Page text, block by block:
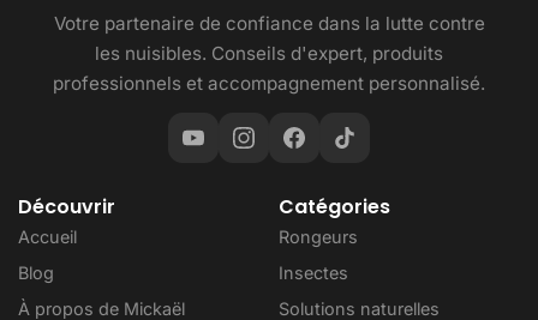
Votre partenaire de confiance dans la lutte contre
les nuisibles. Conseils d'expert, produits
professionnels et accompagnement personnalisé.
Découvrir
Accueil
Blog
À propos de Mickaël
Catégories
Rongeurs
Insectes
Solutions naturelles